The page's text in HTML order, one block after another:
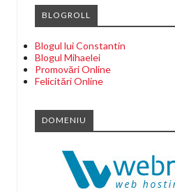
BLOGROLL
Blogul lui Constantin
Blogul Mihaelei
Promovări Online
Felicitări Online
DOMENIU